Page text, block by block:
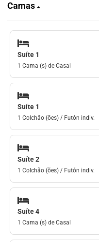
Camas
Suíte 1
1 Cama (s) de Casal
Suíte 1
1 Colchão (ões) / Futón indiv.
Suíte 2
1 Colchão (ões) / Futón indiv.
Suíte 4
1 Cama (s) de Casal